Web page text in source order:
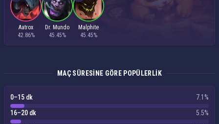
Aatrox
42.86%
Dr. Mundo
45.45%
Malphite
45.45%
MAÇ SÜRESINE GÖRE POPÜLERLIK
0–15 dk
7.1%
16–20 dk
5.5%